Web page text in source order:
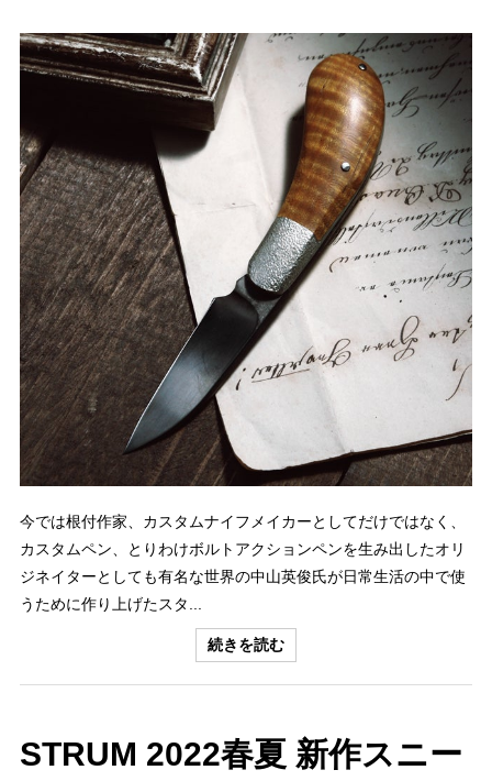
今では根付作家、カスタムナイフメイカーとしてだけではなく、
カスタムペン、とりわけボルトアクションペンを生み出したオリ
ジネイターとしても有名な世界の中山英俊氏が日常生活の中で使
うために作り上げたスタ...
続きを読む
STRUM 2022春夏 新作スニー